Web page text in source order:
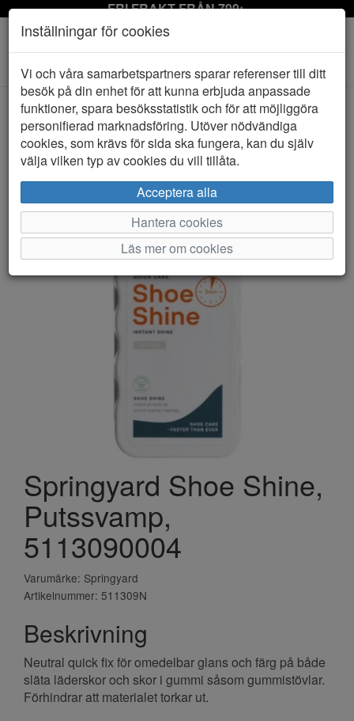
FRI FRAKT FRÅN 799:-
Toggle
navigation
HEM SPRINGYARD
Springyard Shoe Shine,
Putssvamp,
5113090004
Varumärke: Springyard
Artikelnummer: 511309N
Beskrivning
Neutral quick fix för omedelbar glans och färg på både
släta läderskor och skor i gummi såsom gummistövlar.
Förhindrar att materialet torkar ut.
Inställningar för cookies
Vi och våra samarbetspartners sparar referenser till ditt
besök på din enhet för att kunna erbjuda anpassade
funktioner, spara besöksstatistik och för att möjliggöra
personifierad marknadsföring. Utöver nödvändiga
cookies, som krävs för sida ska fungera, kan du själv
välja vilken typ av cookies du vill tillåta.
Acceptera alla
Hantera cookies
Läs mer om cookies